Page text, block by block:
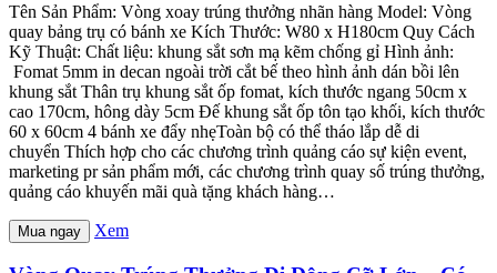
Tên Sản Phẩm: Vòng xoay trúng thưởng nhãn hàng Model: Vòng
quay bảng trụ có bánh xe Kích Thước: W80 x H180cm Quy Cách
Kỹ Thuật: Chất liệu: khung sắt sơn mạ kẽm chống gỉ Hình ảnh:
Fomat 5mm in decan ngoài trời cắt bế theo hình ảnh dán bồi lên
khung sắt Thân trụ khung sắt ốp fomat, kích thước ngang 50cm x
cao 170cm, hông dày 5cm Đế khung sắt ốp tôn tạo khối, kích thước
60 x 60cm 4 bánh xe đẩy nhẹToàn bộ có thể tháo lắp dễ di
chuyển Thích hợp cho các chương trình quảng cáo sự kiện event,
marketing pr sản phẩm mới, các chương trình quay số trúng thưởng,
quảng cáo khuyến mãi quà tặng khách hàng…
Mua ngay Xem